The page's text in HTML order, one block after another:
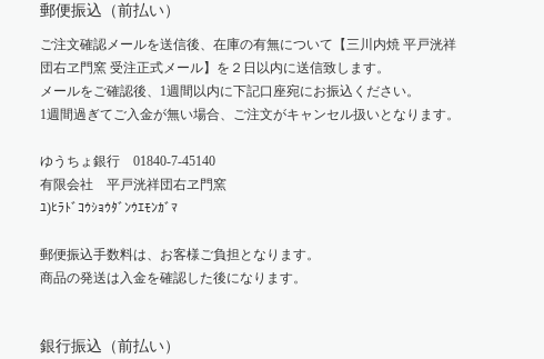
郵便振込（前払い）
ご注文確認メールを送信後、在庫の有無について【三川内焼 平戸洸祥
団右ヱ門窯 受注正式メール】を２日以内に送信致します。
メールをご確認後、1週間以内に下記口座宛にお振込ください。
1週間過ぎてご入金が無い場合、ご注文がキャンセル扱いとなります。
ゆうちょ銀行 01840-7-45140
有限会社 平戸洸祥団右ヱ門窯
ﾕ)ﾋﾗﾄﾞｺｳｼｮｳﾀﾞﾝｳｴﾓﾝｶﾞﾏ
郵便振込手数料は、お客様ご負担となります。
商品の発送は入金を確認した後になります。
銀行振込（前払い）